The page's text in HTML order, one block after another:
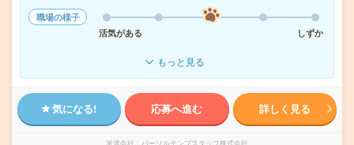
職場の様子
活気がある
しずか
もっと見る
気になる! 応募へ進む 詳しく見る